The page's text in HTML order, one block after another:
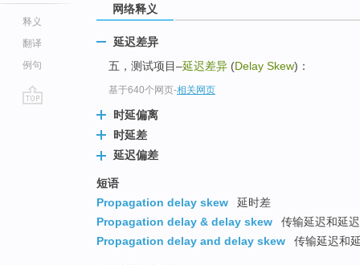
释义
翻译
例句
网络释义
延迟差异
五，测试项目–延迟差异 (Delay Skew)：
基于640个网页-相关网页
时延偏离
时延差
延迟偏差
短语
Propagation delay skew
延时差
Propagation delay & delay skew
传输延迟和延
Propagation delay and delay skew
传输延迟和